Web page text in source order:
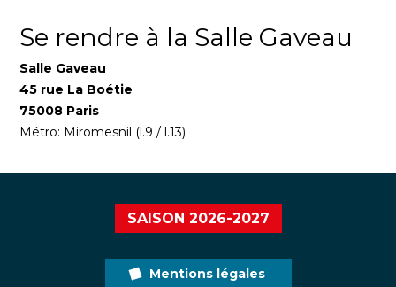
Se rendre à la Salle Gaveau
Salle Gaveau
45 rue La Boétie
75008 Paris
Métro: Miromesnil (l.9 / l.13)
SAISON 2026-2027
Mentions légales